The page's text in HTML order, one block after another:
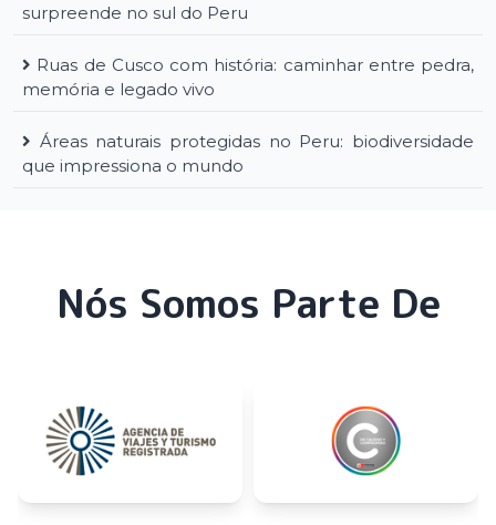
surpreende no sul do Peru
Ruas de Cusco com história: caminhar entre pedra,
memória e legado vivo
Áreas naturais protegidas no Peru: biodiversidade
que impressiona o mundo
Nós Somos Parte De